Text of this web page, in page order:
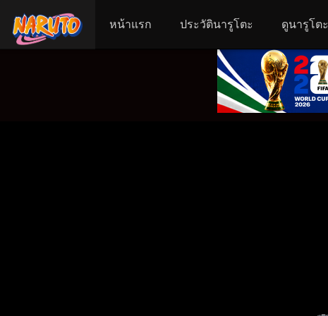
หน้าแรก ประวัตินารูโตะ ดูนารูโตะ